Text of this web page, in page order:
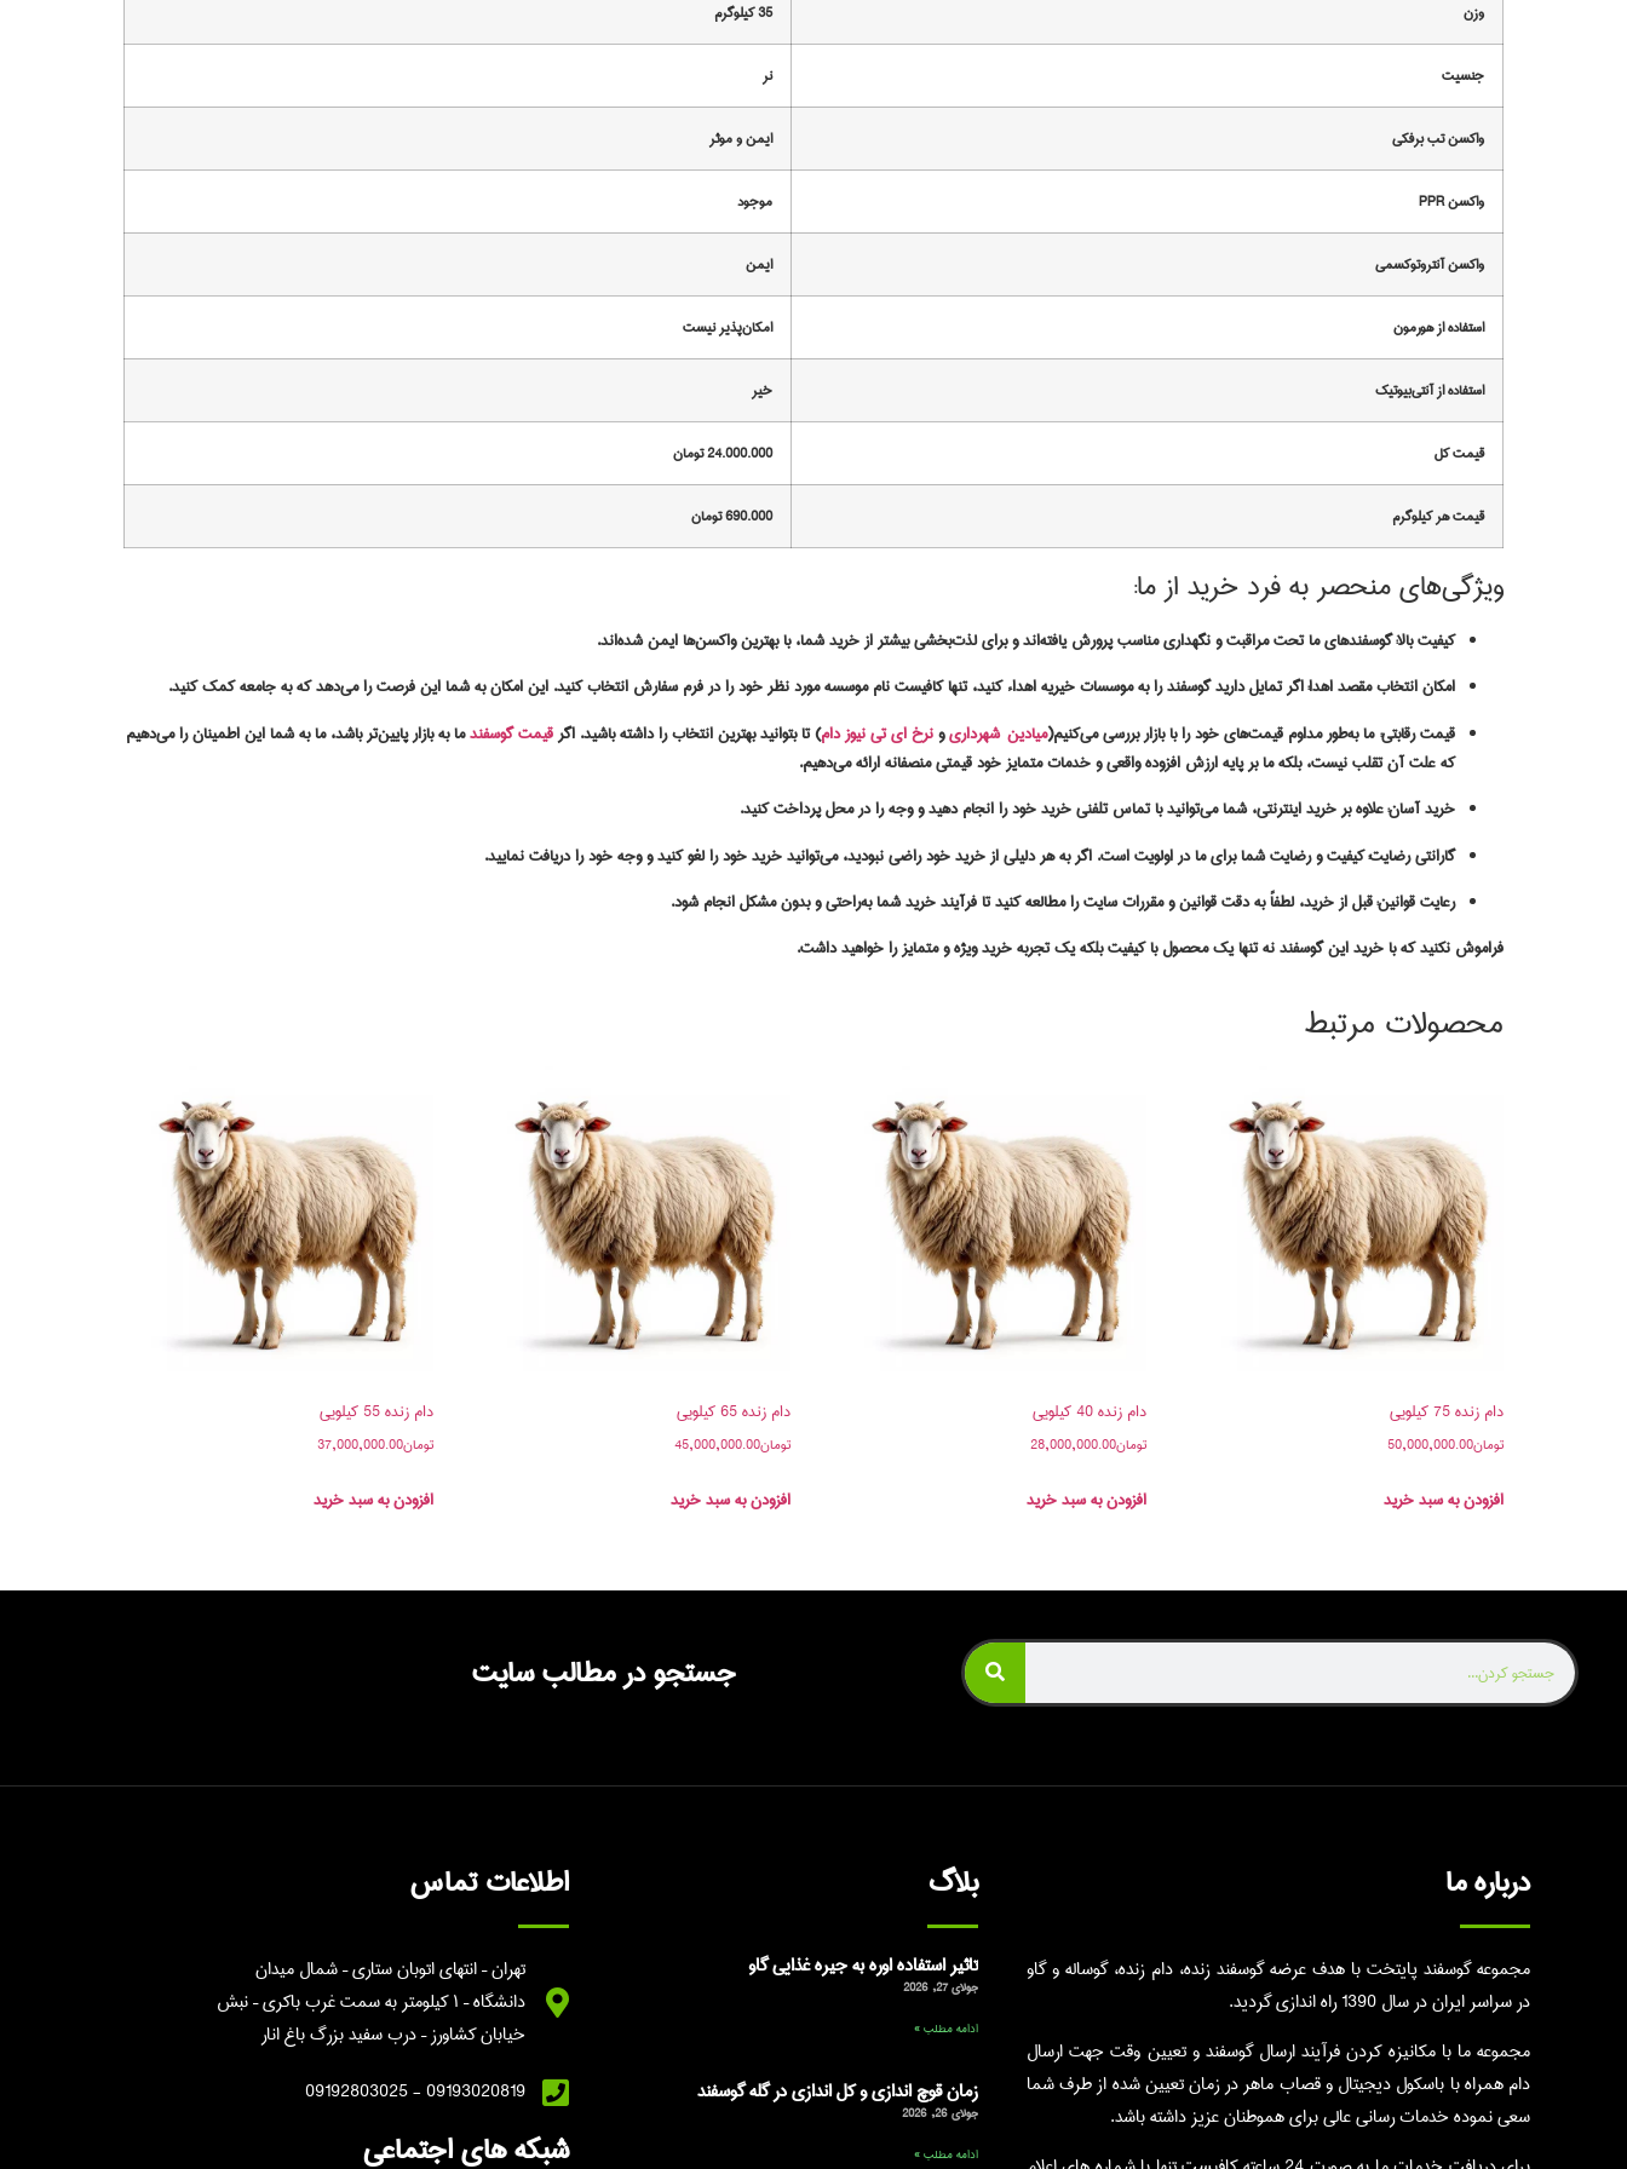
وزن 35 کیلوگرم
جنسیت نر
واکسن تب برفکی ایمن و موثر
واکسن PPR موجود
واکسن آنتروتوکسمی ایمن
استفاده از هورمون امکان‌پذیر نیست
استفاده از آنتی‌بیوتیک خیر
قیمت کل 24.000.000 تومان
قیمت هر کیلوگرم 690.000 تومان
ویژگی‌های منحصر به فرد خرید از ما:
کیفیت بالا:گوسفندهای ما تحت مراقبت و نگهداری مناسب پرورش یافته‌اند و برای لذت‌بخشی بیشتر از خرید شما، با بهترین واکسن‌ها ایمن شده‌اند.
امکان انتخاب مقصد اهدا:اگر تمایل دارید گوسفند را به موسسات خیریه اهداء کنید، تنها کافیست نام موسسه مورد نظر خود را در فرم سفارش انتخاب کنید. این امکان به شما این فرصت را می‌دهد که به جامعه کمک کنید.
قیمت رقابتی:ما به‌طور مداوم قیمت‌های خود را با بازار بررسی می‌کنیم(میادین شهرداریونرخ ای تی نیوز دام) تا بتوانید بهترین انتخاب را داشته باشید. اگرقیمت گوسفندما به بازار پایین‌تر باشد، ما به شما این اطمینان را می‌دهیم
که علت آن تقلب نیست، بلکه ما بر پایه ارزش افزوده واقعی و خدمات متمایز خود قیمتی منصفانه ارائه می‌دهیم.
خرید آسان:علاوه بر خرید اینترنتی، شما می‌توانید با تماس تلفنی خرید خود را انجام دهید و وجه را در محل پرداخت کنید.
گارانتی رضایت:کیفیت و رضایت شما برای ما در اولویت است. اگر به هر دلیلی از خرید خود راضی نبودید، می‌توانید خرید خود را لغو کنید و وجه خود را دریافت نمایید.
رعایت قوانین:قبل از خرید، لطفاً به دقت قوانین و مقررات سایت را مطالعه کنید تا فرآیند خرید شما به‌راحتی و بدون مشکل انجام شود.
فراموش نکنید که با خرید این گوسفند نه تنها یک محصول با کیفیت بلکه یک تجربه خرید ویژه و متمایز را خواهید داشت.
محصولات مرتبط
دام زنده 75 کیلویی
تومان50,000,000.00
افزودن به سبد خرید
دام زنده 40 کیلویی
تومان28,000,000.00
افزودن به سبد خرید
دام زنده 65 کیلویی
تومان45,000,000.00
افزودن به سبد خرید
دام زنده 55 کیلویی
تومان37,000,000.00
افزودن به سبد خرید
جستجو در مطالب سایت
درباره ما
مجموعه گوسفند پایتخت با هدف عرضه گوسفند زنده، دام زنده، گوساله و گاو
در سراسر ایران در سال 1390 راه اندازی گردید.
مجموعه ما با مکانیزه کردن فرآیند ارسال گوسفند و تعیین وقت جهت ارسال
دام همراه با باسکول دیجیتال و قصاب ماهر در زمان تعیین شده از طرف شما
سعی نموده خدمات رسانی عالی برای هموطنان عزیز داشته باشد.
بلاگ
تاثیر استفاده اوره به جیره غذایی گاو
جولای 27, 2026
ادامه مطلب »
زمان قوچ اندازی و کل اندازی در گله گوسفند
جولای 26, 2026
ادامه مطلب »
اطلاعات تماس
تهران – انتهای اتوبان ستاری – شمال میدان
دانشگاه – ۱ کیلومتر به سمت غرب باکری – نبش
خیابان کشاورز – درب سفید بزرگ باغ انار
09193020819 - 09192803025
شبکه های اجتماعی